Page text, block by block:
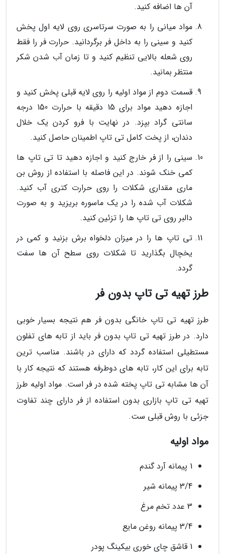
آن ها اضافه کنید.
مواد میانی را به صورت سرتاسری روی لایه اول پخش
کنید و سینی را به داخل فر برگردانید. حرارت فر را فقط
روی شعله بالایی تنظیم کنید و تا زمان آب شدن شکر
منتظر بمانید.
قسمت دوم از مواد اولیه را روی لایه قبلی پخش کنید و
اجازه دهید مواد برای 15 دقیقه با حرارت 150 درجه
سانتی گراد بپزد. در نهایت با فرو کردن یک خلال
دندان، از پخت کامل تی تاپ اطمینان حاصل کنید.
سینی را از فر خارج کنید و اجازه دهید تا تی تاپ ها
کمی خنک شوند. در این فاصله با استفاده از روش بن
ماری مقداری شکلات را روی حرارت کتری آب کنید.
شکلات آب شده را در یک ماسوره بریزید و به صورت
دالبر روی تی تاپ ها را تزئین کنید.
تی تاپ ها را در میزان دلخواه برش بزنید و کمی در
یخچال بگذارید تا شکلات روی سطح آن ها سفت
گردد.
طرز تهیه تی تاپ بدون فر
طرز تهیه تی تاپ خانگی بدون فر هم نتیجه بسیار خوبی
دارد. در طرز تهیه تی تاپ بدون فر باید از تابه های تفلون
مستطیلی استفاده گردد که دارای در باشند. مناسب ترین
تابه برای این کار، تابه های دوطرفه هستند که نتیجه کار با
آن ها مشابه تی تاپ پخته شده در فر است. مواد اولیه طرز
تهیه تی تاپ بازاری بدون استفاده از فر دارای چند تفاوت
جزئی با روش قبلی ست.
مواد اولیه
1 پیمانه آرد گندم
3/4 پیمانه شیر
3 عدد تخم مرغ
3/4 پیمانه روغن مایع
1 قاشق چای خوری بیکینگ پودر